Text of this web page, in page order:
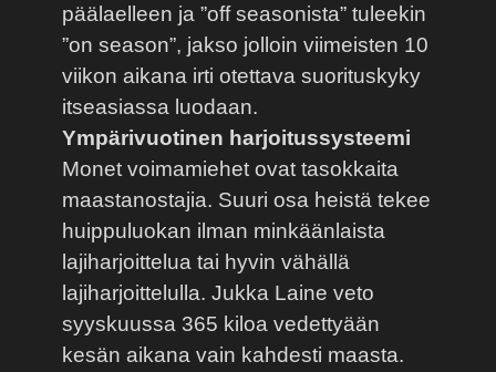
päälaelleen ja ”off seasonista” tuleekin
”on season”, jakso jolloin viimeisten 10
viikon aikana irti otettava suorituskyky
itseasiassa luodaan.
Ympärivuotinen harjoitussysteemi
Monet voimamiehet ovat tasokkaita
maastanostajia. Suuri osa heistä tekee
huippuluokan ilman minkäänlaista
lajiharjoittelua tai hyvin vähällä
lajiharjoittelulla. Jukka Laine veto
syyskuussa 365 kiloa vedettyään
kesän aikana vain kahdesti maasta.